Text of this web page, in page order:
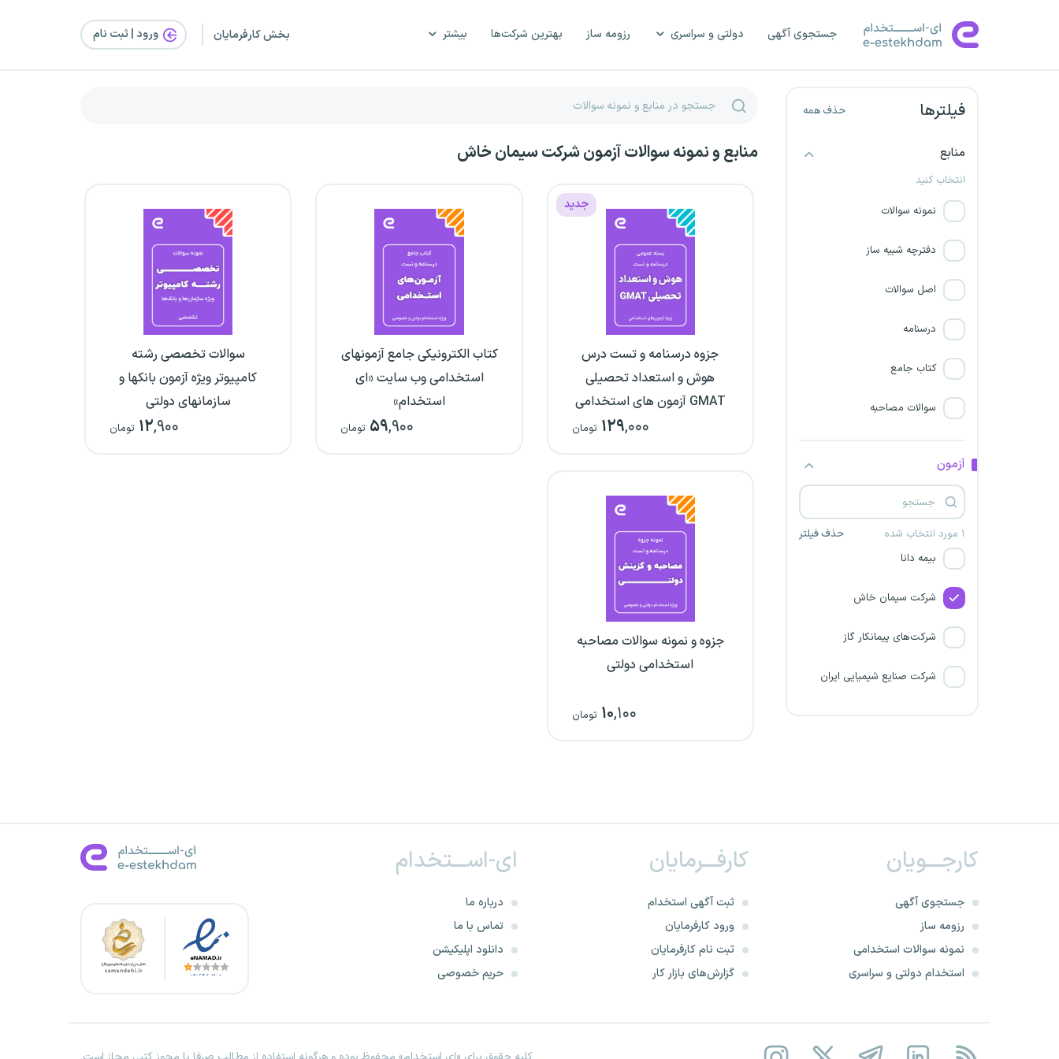
جستجوی آگهی دولتی و سراسری رزومه ساز بهترین شرکت‌ها بیشتر بخش کارفرمایان ورود | ثبت‌ نام
فیلترها حذف همه
منابع
انتخاب کنید
نمونه سوالات
دفترچه شبیه ساز
اصل سوالات
درسنامه
کتاب جامع
سوالات مصاحبه
آزمون
۱ مورد انتخاب شده حذف فیلتر
دانشگاه علوم پزشکی رفسنجان
شرکت یدک گاز سیرک
شرکت کار و تامین در سه استان
شرکت کار و تامین
(شرکتی)
شرکت مهندسی تاسیسات و
انرژی تامین فارس
کارشناسان رسمی
شرکت مهندسی تاسیسات و
انرژی تامین استان زنجان
بیمه دانا
شرکت سیمان خاش
شرکت‌های پیمانکار گاز
شرکت صنایع شیمیایی ایران
شرکت توزیع نیروی برق گیلان
توزیع نیروی برق استان
آذربایجان شرقی
شرکت پتروشیمی خراسان
مادرتخصصی توانیر
منابع و نمونه سوالات آزمون شرکت سیمان خاش
جدید
جزوه درسنامه و تست درس
هوش و استعداد تحصیلی
GMAT آزمون های استخدامی
۱۲۹,۰۰۰ تومان
کتاب الکترونیکی جامع آزمونهای
استخدامی وب سایت «ای
استخدام»
۵۹,۹۰۰ تومان
سوالات تخصصی رشته
کامپیوتر ویژه آزمون بانکها و
سازمانهای دولتی
۱۲,۹۰۰ تومان
جزوه و نمونه سوالات مصاحبه
استخدامی دولتی
۱۰,۱۰۰ تومان
کارجـــویان
جستجوی آگهی
رزومه ساز
نمونه سوالات استخدامی
استخدام دولتی و سراسری
کارفـــرمایان
ثبت آگهی استخدام
ورود کارفرمایان
ثبت نام کارفرمایان
گزارش‌های بازار کار
ای-اســـتخدام
درباره ما
تماس با ما
دانلود اپلیکیشن
حریم خصوصی